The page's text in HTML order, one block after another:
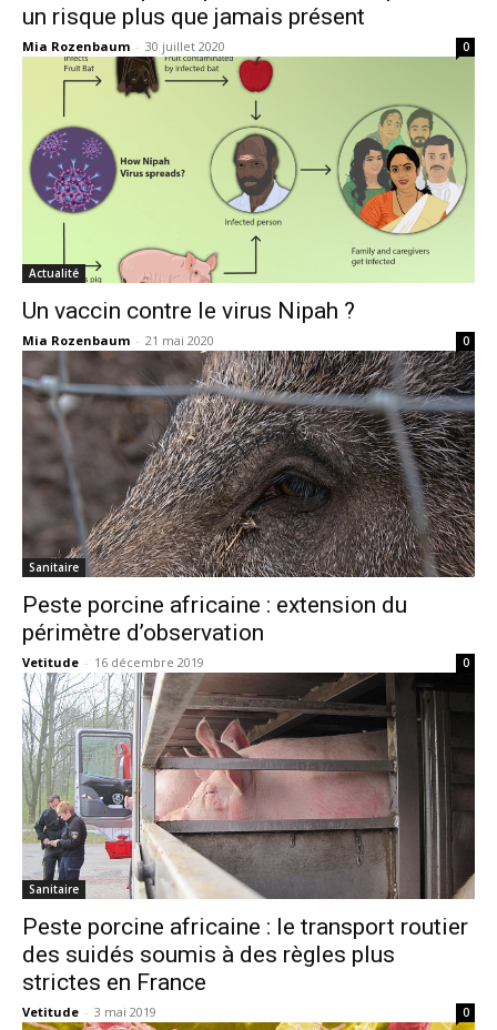
un risque plus que jamais présent
Mia Rozenbaum - 30 juillet 2020 0
Actualité
Un vaccin contre le virus Nipah ?
Mia Rozenbaum - 21 mai 2020 0
Sanitaire
Peste porcine africaine : extension du
périmètre d’observation
Vetitude - 16 décembre 2019 0
Sanitaire
Peste porcine africaine : le transport routier
des suidés soumis à des règles plus
strictes en France
Vetitude - 3 mai 2019 0